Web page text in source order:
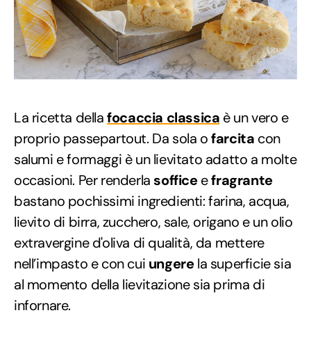
La ricetta dellafocaccia classica è un vero e
proprio passepartout. Da sola ofarcita con
salumi e formaggi è un lievitato adatto a molte
occasioni. Per renderla sofficeefragrante
bastano pochissimi ingredienti: farina, acqua,
lievito di birra, zucchero, sale, origano e un olio
extravergine d'oliva di qualità, da mettere
nell’impasto e con cui ungerela superficie sia
al momento della lievitazione sia prima di
infornare.